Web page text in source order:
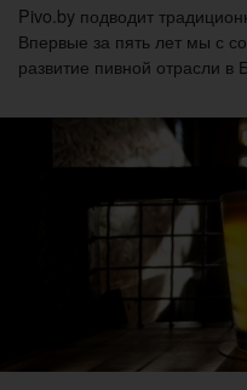
Pivo.by подводит
Впервые за пять лет мы с
развитие пивной отрасли в